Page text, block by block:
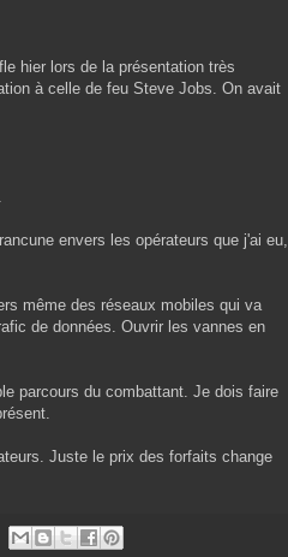
hier lors de la présentation très
à celle de feu Steve Jobs. On avait
envers les opérateurs que j'ai eu,
même des réseaux mobiles qui va
de données. Ouvrir les vannes en
parcours du combattant. Je dois faire
Juste le prix des forfaits change